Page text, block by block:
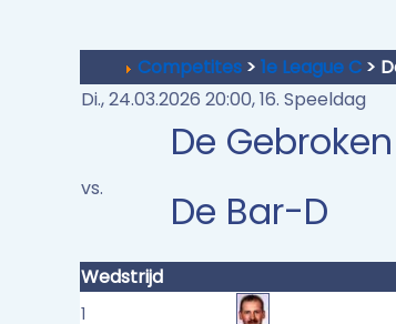
Competites > 1e League C >
Di., 24.03.2026 20:00, 16. Speeldag
vs.
De
De Bar-D
Wedstrijd
1